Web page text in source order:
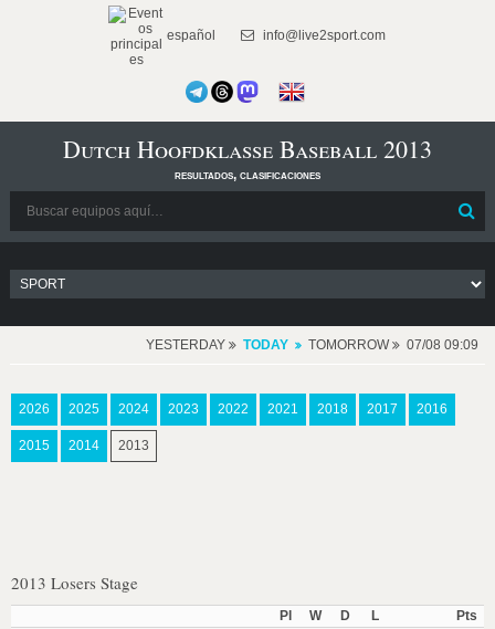
español info@live2sport.com
Dutch Hoofdklasse Baseball 2013
resultados, clasificaciones
YESTERDAY TODAY TOMORROW 07/08 09:09
2026 2025 2024 2023 2022 2021 2018 2017 2016
2015 2014 2013
2013 Losers Stage
Pl W D L
Pts